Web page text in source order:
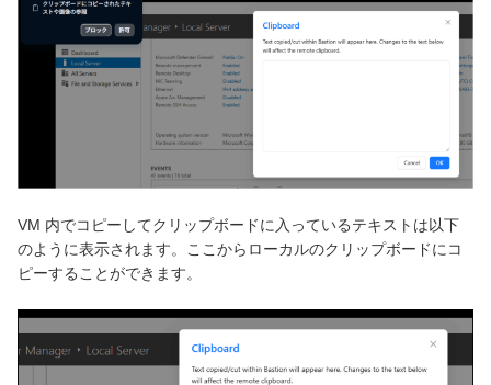
VM 内でコピーしてクリップボードに入っているテキストは以下
のように表示されます。ここからローカルのクリップボードにコ
ピーすることができます。